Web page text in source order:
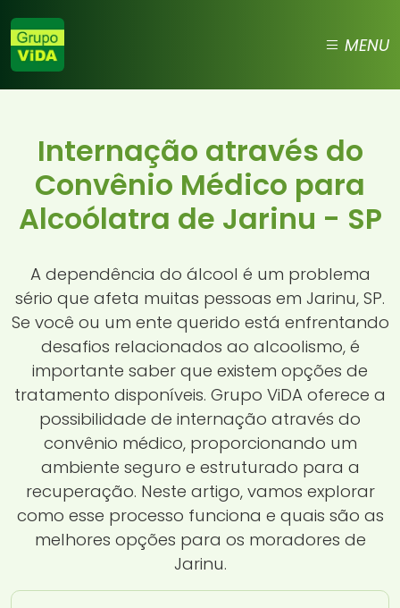
MENU
Internação através do
Convênio Médico para
Alcoólatra de Jarinu - SP
A dependência do álcool é um problema
sério que afeta muitas pessoas em Jarinu, SP.
Se você ou um ente querido está enfrentando
desafios relacionados ao alcoolismo, é
importante saber que existem opções de
tratamento disponíveis. Grupo ViDA oferece a
possibilidade de internação através do
convênio médico, proporcionando um
ambiente seguro e estruturado para a
recuperação. Neste artigo, vamos explorar
como esse processo funciona e quais são as
melhores opções para os moradores de
Jarinu.